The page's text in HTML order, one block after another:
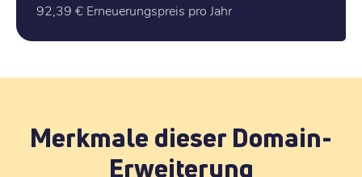
92,39 € Erneuerungspreis pro Jahr
Merkmale dieser Domain-
Erweiterung